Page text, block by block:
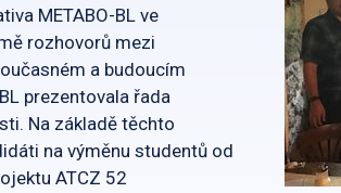
METABO-BL ve
rozhovorů mezi
a budoucím
prezentovala řada
Na základě těchto
na výměnu studentů od
ATCZ 52